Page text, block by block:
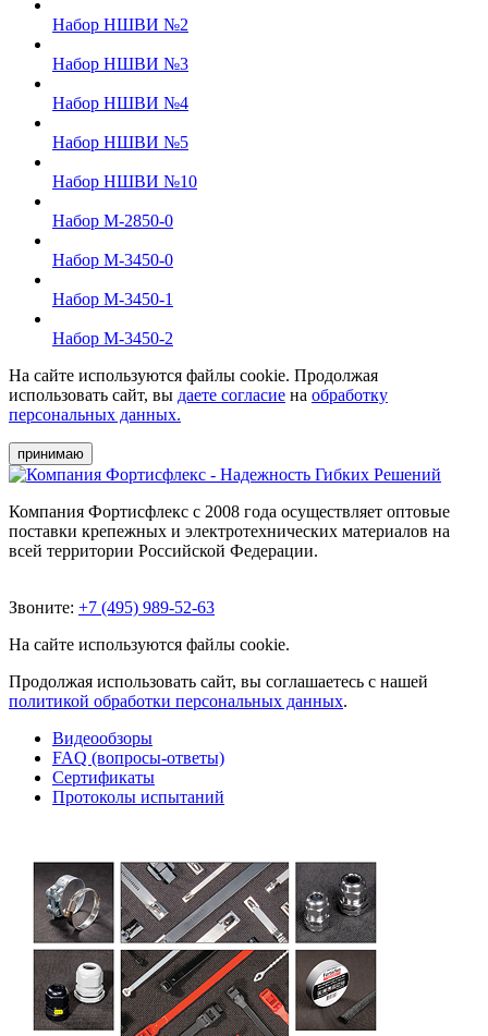
Набор НШВИ №2
Набор НШВИ №3
Набор НШВИ №4
Набор НШВИ №5
Набор НШВИ №10
Набор М-2850-0
Набор М-3450-0
Набор М-3450-1
Набор М-3450-2
На сайте используются файлы cookie. Продолжая
использовать сайт, вы даете согласие на обработку
персональных данных.
принимаю
Компания Фортисфлекс с 2008 года осуществляет оптовые
поставки крепежных и электротехнических материалов на
всей территории Российской Федерации.
Звоните: +7 (495) 989-52-63
На сайте используются файлы cookie.
Продолжая использовать сайт, вы соглашаетесь с нашей
политикой обработки персональных данных.
Видеообзоры
FAQ (вопросы-ответы)
Сертификаты
Протоколы испытаний